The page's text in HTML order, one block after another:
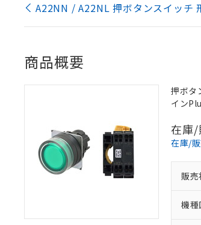
A22NN / A22NL 押ボタンスイッチ
商品概要
押ボタ
イン
在庫/
在庫/
販売
機種